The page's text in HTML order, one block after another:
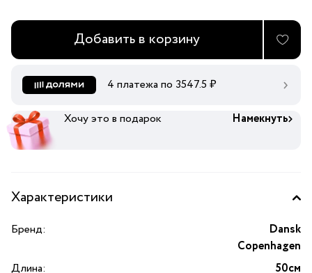
Добавить в корзину
4 платежа по 3547.5 ₽
Хочу это в подарок Намекнуть
Характеристики
Бренд:
Dansk
Copenhagen
Длина:
50см